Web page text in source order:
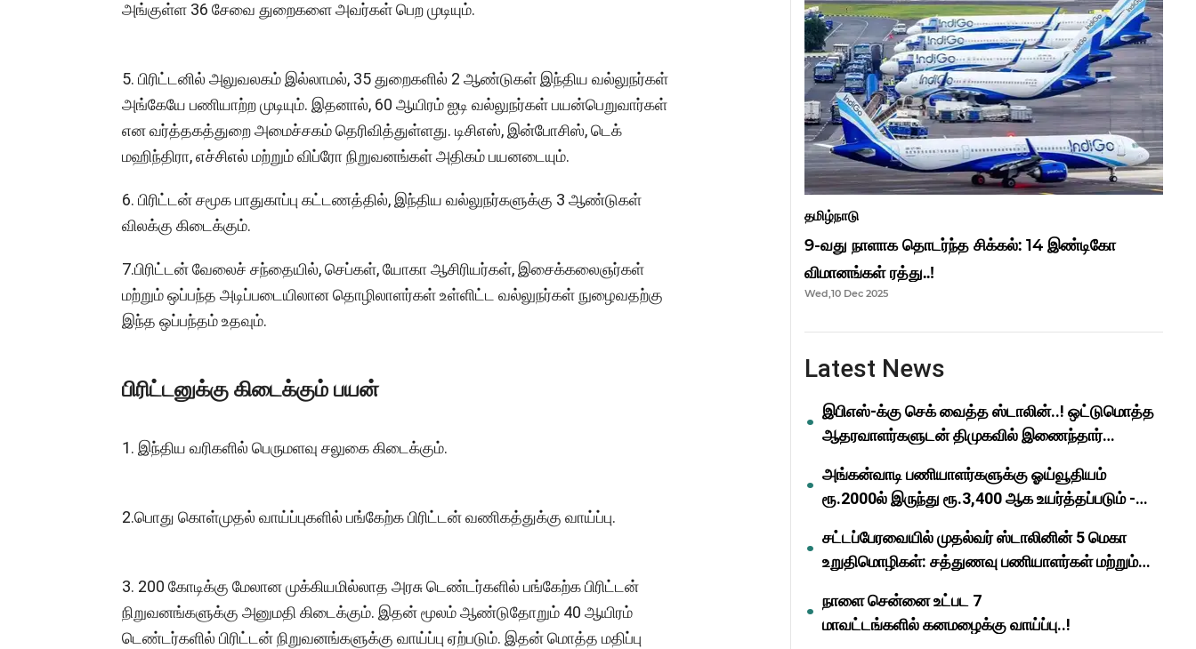
அங்குள்ள 36 சேவை துறைகளை அவர்கள் பெற முடியும்.
5. பிரிட்டனில் அலுவலகம் இல்லாமல், 35 துறைகளில் 2 ஆண்டுகள் இந்திய வல்லுநர்கள்
அங்கேயே பணியாற்ற முடியும். இதனால், 60 ஆயிரம் ஐடி வல்லுநர்கள் பயன்பெறுவார்கள்
என வர்த்தகத்துறை அமைச்சகம் தெரிவித்துள்ளது. டிசிஎஸ், இன்போசிஸ், டெக்
மஹிந்திரா, எச்சிஎல் மற்றும் விப்ரோ நிறுவனங்கள் அதிகம் பயனடையும்.
6. பிரிட்டன் சமூக பாதுகாப்பு கட்டணத்தில், இந்திய வல்லுநர்களுக்கு 3 ஆண்டுகள்
விலக்கு கிடைக்கும்.
7.பிரிட்டன் வேலைச் சந்தையில், செப்கள், யோகா ஆசிரியர்கள், இசைக்கலைஞர்கள்
மற்றும் ஒப்பந்த அடிப்படையிலான தொழிலாளர்கள் உள்ளிட்ட வல்லுநர்கள் நுழைவதற்கு
இந்த ஒப்பந்தம் உதவும்.
பிரிட்டனுக்கு கிடைக்கும் பயன்
1. இந்திய வரிகளில் பெருமளவு சலுகை கிடைக்கும்.
2.பொது கொள்முதல் வாய்ப்புகளில் பங்கேற்க பிரிட்டன் வணிகத்துக்கு வாய்ப்பு.
3. 200 கோடிக்கு மேலான முக்கியமில்லாத அரசு டெண்டர்களில் பங்கேற்க பிரிட்டன்
நிறுவனங்களுக்கு அனுமதி கிடைக்கும். இதன் மூலம் ஆண்டுதோறும் 40 ஆயிரம்
டெண்டர்களில் பிரிட்டன் நிறுவனங்களுக்கு வாய்ப்பு ஏற்படும். இதன் மொத்த மதிப்பு
தமிழ்நாடு
9-வது நாளாக தொடர்ந்த சிக்கல்: 14 இண்டிகோ
விமானங்கள் ரத்து..!
Wed,10 Dec 2025
Latest News
இபிஎஸ்-க்கு செக் வைத்த ஸ்டாலின்..! ஒட்டுமொத்த
ஆதரவாளர்களுடன் திமுகவில் இணைந்தார்
அங்கன்வாடி பணியாளர்களுக்கு ஓய்வூதியம்
ரூ.2000ல் இருந்து ரூ.3,400 ஆக உயர்த்தப்படும் -
சட்டப்பேரவையில் முதல்வர் ஸ்டாலினின் 5 மெகா
உறுதிமொழிகள்: சத்துணவு பணியாளர்கள் மற்றும்
நாளை சென்னை உட்பட 7
மாவட்டங்களில் கனமழைக்கு வாய்ப்பு..!